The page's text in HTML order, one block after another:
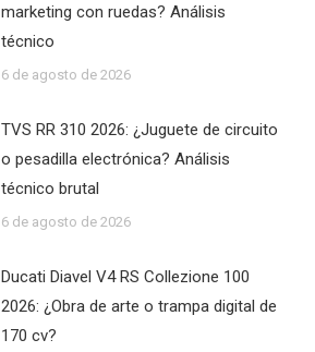
marketing con ruedas? Análisis
técnico
6 de agosto de 2026
TVS RR 310 2026: ¿Juguete de circuito
o pesadilla electrónica? Análisis
técnico brutal
6 de agosto de 2026
Ducati Diavel V4 RS Collezione 100
2026: ¿Obra de arte o trampa digital de
170 cv?